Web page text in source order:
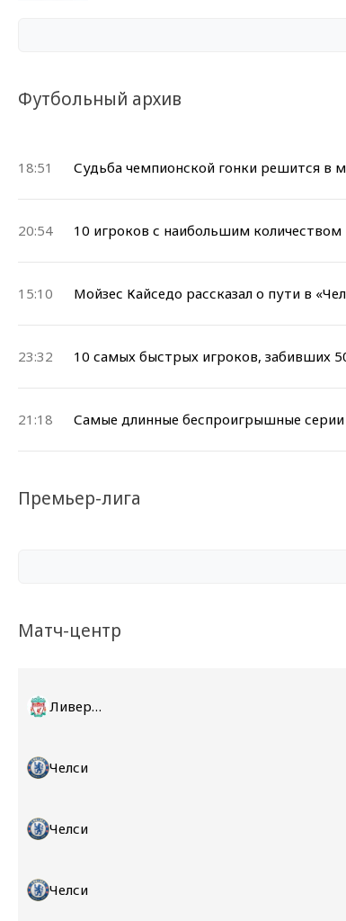
Футбольный архив
18:51 Судьба чемпионской гонки решится в
20:54 10 игроков с наибольшим
15:10 Мойзес Кайседо рассказал о пути в
23:32 10 самых быстрых игроков, забивших
21:18 Самые длинные беспроигрышные
Премьер-лига
Матч-центр
Ливерпуль
Челси
Челси
Челси